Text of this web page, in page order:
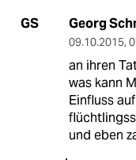
GS Georg
09.10.2015,
an ihren
was kann
Einfluss
und eben